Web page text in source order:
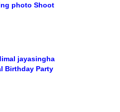
photo Shoot
jayasingha
Birthday Party